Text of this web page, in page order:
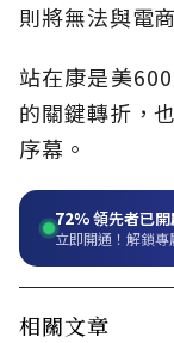
則將無法與電
站在康是美
的關鍵轉折，
序幕。
72%領先者已開
立即開通！解鎖專
相關文章